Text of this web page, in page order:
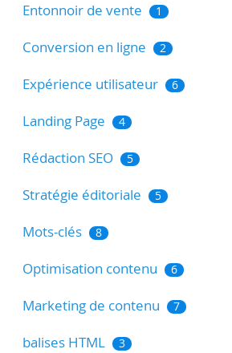
Entonnoir de vente 1
Conversion en ligne 2
Expérience utilisateur 6
Landing Page 4
Rédaction SEO 5
Stratégie éditoriale 5
Mots-clés 8
Optimisation contenu 6
Marketing de contenu 7
balises HTML 3